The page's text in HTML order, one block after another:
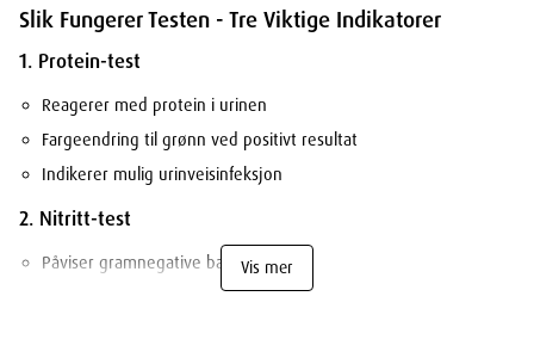
Slik Fungerer Testen - Tre Viktige Indikatorer
1. Protein-test
Reagerer med protein i urinen
Fargeendring til grønn ved positivt resultat
Indikerer mulig urinveisinfeksjon
2. Nitritt-test
Påviser gramnegative bakterier
Rosa farge indikerer positiv test
Vis mer